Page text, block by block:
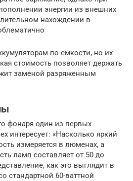
энергии из внешних
нахождении в
по емкости, но их
стоимость позволяет держать
заменой разряженным
фонаря один из первых
интересует: «Насколько яркий
измеряется в люменах, а
ламп составляет от 50 до
как это выглядит в
стандартной 60-ваттной